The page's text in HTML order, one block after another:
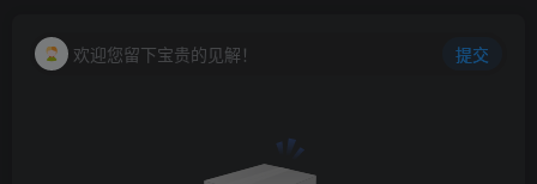
欢迎您留下宝贵的见解！ 提交